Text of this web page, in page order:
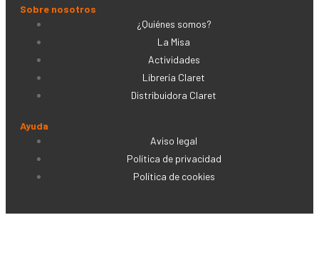
Sobre nosotros
¿Quiénes somos?
La Misa
Actividades
Librería Claret
Distribuidora Claret
Ayuda
Aviso legal
Política de privacidad
Política de cookies